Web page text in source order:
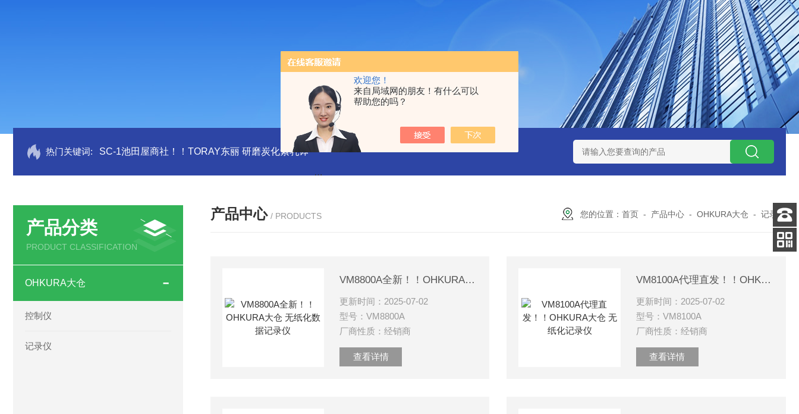
欢迎您！
来自局域网的朋友！有什么可以
帮助您的吗？
热门关键词: SC-1池田屋商社！！TORAY东丽 研磨炭化素乳钵 AGB-K-0.2-C01-H03池田屋！！TORAY东丽 TZP氧化锆陶瓷研磨球 AGB-K-0.4-C01-Q69全新！！TORAY东丽
产品分类
PRODUCT CLASSIFICATION
OHKURA大仓
控制仪
记录仪
产品中心 / PRODUCTS 您的位置： 首页 - 产品中心 - OHKURA大仓 - 记录仪
VM8800A全新！！OHKURA大仓 无纸化数据记录仪
更新时间：2025-07-02
型号：VM8800A
厂商性质：经销商
查看详情
VM8100A代理直发！！OHKURA大仓 无纸化记录仪
更新时间：2025-07-02
型号：VM8100A
厂商性质：经销商
查看详情
客服
电话